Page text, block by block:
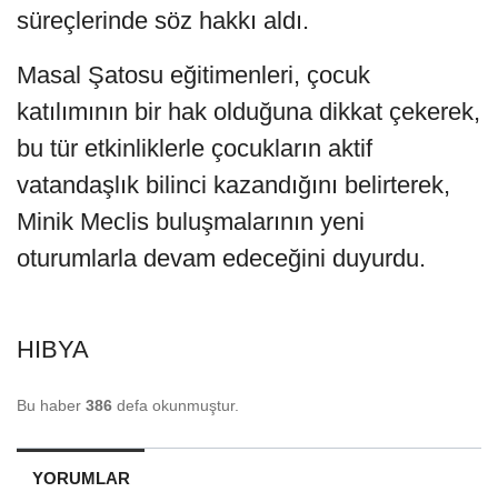
süreçlerinde söz hakkı aldı.
Masal Şatosu eğitimenleri, çocuk
katılımının bir hak olduğuna dikkat çekerek,
bu tür etkinliklerle çocukların aktif
vatandaşlık bilinci kazandığını belirterek,
Minik Meclis buluşmalarının yeni
oturumlarla devam edeceğini duyurdu.
HIBYA
Bu haber 386 defa okunmuştur.
YORUMLAR